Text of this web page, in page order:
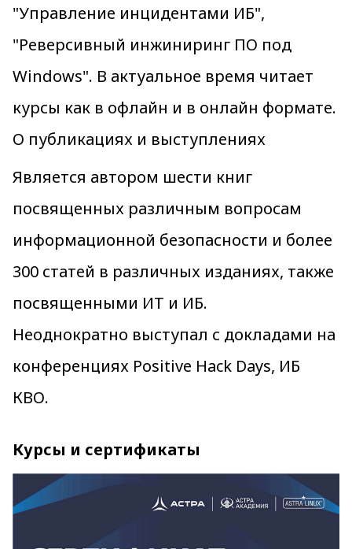
"Управление инцидентами ИБ",
"Реверсивный инжиниринг ПО под
Windows". В актуальное время читает
курсы как в офлайн и в онлайн формате.
О публикациях и выступлениях
Является автором шести книг
посвященных различным вопросам
информационной безопасности и более
300 статей в различных изданиях, также
посвященными ИТ и ИБ.
Неоднократно выступал с докладами на
конференциях Positive Hack Days, ИБ
КВО.
Курсы и сертификаты